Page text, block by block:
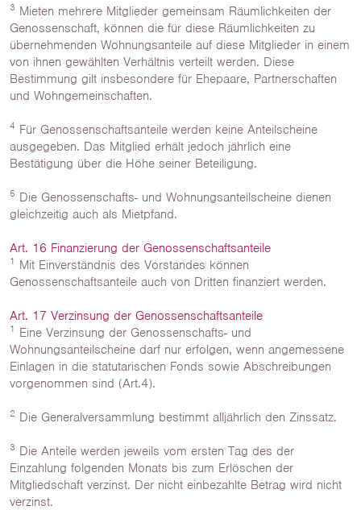
3 Mieten mehrere Mitglieder gemeinsam Räumlichkeiten der
Genossenschaft, können die für diese Räumlichkeiten zu
übernehmenden Wohnungsanteile auf diese Mitglieder in einem
von ihnen gewählten Verhältnis verteilt werden. Diese
Bestimmung gilt insbesondere für Ehepaare, Partnerschaften
und Wohngemeinschaften.
4 Für Genossenschaftsanteile werden keine Anteilscheine
ausgegeben. Das Mitglied erhält jedoch jährlich eine
Bestätigung über die Höhe seiner Beteiligung.
5 Die Genossenschafts- und Wohnungsanteilscheine dienen
gleichzeitig auch als Mietpfand.
Art. 16 Finanzierung der Genossenschaftsanteile
1 Mit Einverständnis des Vorstandes können
Genossenschaftsanteile auch von Dritten finanziert werden.
Art. 17 Verzinsung der Genossenschaftsanteile
1 Eine Verzinsung der Genossenschafts- und
Wohnungsanteilscheine darf nur erfolgen, wenn angemessene
Einlagen in die statutarischen Fonds sowie Abschreibungen
vorgenommen sind (Art.4).
2 Die Generalversammlung bestimmt alljährlich den Zinssatz.
3 Die Anteile werden jeweils vom ersten Tag des der
Einzahlung folgenden Monats bis zum Erlöschen der
Mitgliedschaft verzinst. Der nicht einbezahlte Betrag wird nicht
verzinst.